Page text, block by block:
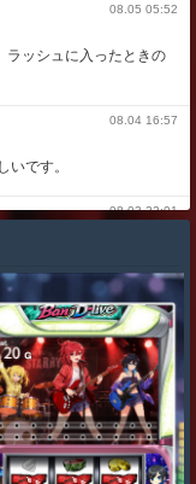
08.05 05:52
ッシュに入ったときの
08.04 16:57
いです。
08.03 22:01
ういうのがあるから深海
08.02 06:57